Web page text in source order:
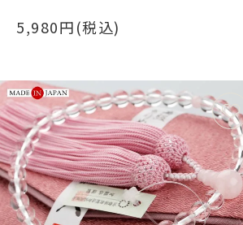
5,980円(税込)